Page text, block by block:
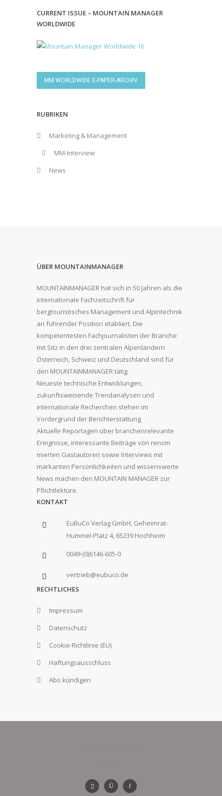
CURRENT ISSUE – MOUNTAIN MANAGER
WORLDWIDE
MM WORLDWIDE E-PAPER-ARCHIV
RUBRIKEN
Marketing & Management
MM-Interview
News
ÜBER MOUNTAINMANAGER
MOUNTAINMANAGER hat sich in 50 Jahren als die
internationale Fachzeitschrift für
bergtouristisches Management und Alpintechnik
an führender Position etabliert. Die
kompetentesten Fachjournalisten der Branche
mit Sitz in den drei zentralen Alpenländern
Österreich, Schweiz und Deutschland sind für
den MOUNTAINMANAGER tätig.
Neueste technische Entwicklungen,
zukunftsweisende Trendanalysen und
internationale Recherchen stehen im
Vordergrund der Berichterstattung.
Aktuelle Reportagen über branchenrelevante
Ereignisse, interessante Beiträge von renom
mierten Gastautoren sowie Interviews mit
markanten Persönlichkeiten und wissenswerte
News machen den MOUNTAIN MANAGER zur
Pflichtlektüre.
KONTAKT
EuBuCo Verlag GmbH, Geheimrat-
Hummel-Platz 4, 65239 Hochheim
0049-(0)6146-605-0
vertrieb@eubuco.de
RECHTLICHES
Impressum
Datenschutz
Cookie-Richtlinie (EU)
Haftungsausschluss
Abo kündigen